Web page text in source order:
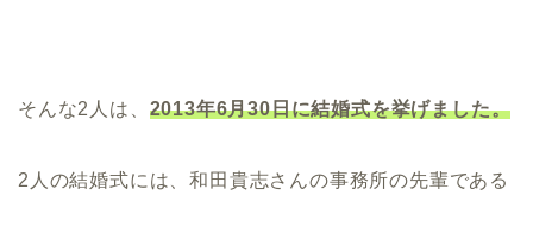
そんな2人は、 2013年6月30日に結婚式を挙げました。
2人の結婚式には、和田貴志さんの事務所の先輩である